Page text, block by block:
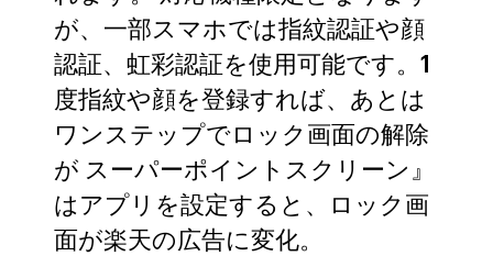
が、一部スマホでは指紋認証や顔
認証、虹彩認証を使用可能です。1
度指紋や顔を登録すれば、あとは
ワンステップでロック画面の解除
が スーパーポイントスクリーン』
はアプリを設定すると、ロック画
面が楽天の広告に変化。